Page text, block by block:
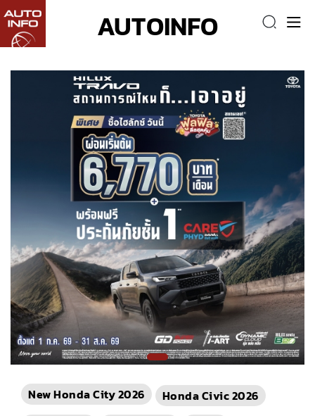
AUTOINFO
New Honda City 2026
Honda Civic 2026